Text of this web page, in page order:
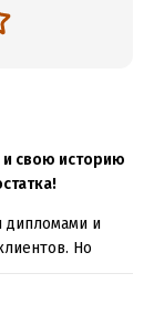
и свою историю
дипломами и
Но